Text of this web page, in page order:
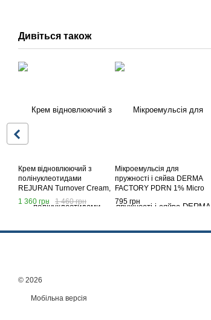
Дивіться також
Крем відновлюючий з
полінуклеотидами
REJURAN Turnover Cream,
50 мл
1 360 грн 1 460 грн
Мікроемульсія для
пружності і сяйва DERMA
FACTORY PDRN 1% Micro
Essence Cream - 30 мл
795 грн
© 2026
Мобільна версія